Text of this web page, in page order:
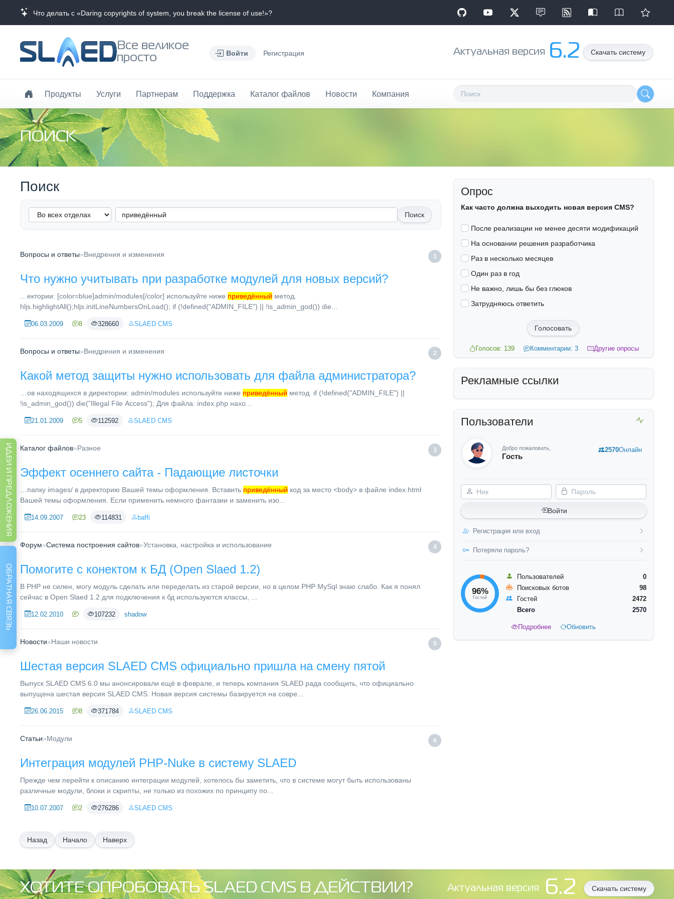
Что делать с «Daring copyrights of system, you break the license of use!»?
Все великое
просто
Войти Регистрация Aктуальная версия 6.2 Скачать систему
Продукты Услуги Партнерам Поддержка Каталог файлов Новости Компания
ПОИСК
Поиск
Поиск
1
Вопросы и ответы»Внедрения и изменения
Что нужно учитывать при разработке модулей для новых версий?
…ектории: [color=blue]admin/modules[/color] используйте ниже приведённый метод.
hljs.highlightAll();hljs.initLineNumbersOnLoad(); if (!defined("ADMIN_FILE") || !is_admin_god()) die...
06.03.2009 8 328660 SLAED CMS
2
Вопросы и ответы»Внедрения и изменения
Какой метод защиты нужно использовать для файла администратора?
…ов находящихся в директории: admin/modules используйте ниже приведённый метод. if (!defined("ADMIN_FILE") ||
!is_admin_god()) die("Illegal File Access"); Для файла: index.php нахо...
21.01.2009 5 112592 SLAED CMS
3
Каталог файлов»Разное
Эффект осеннего сайта - Падающие листочки
…папку images/ в директорию Вашей темы оформления. Вставить приведённый код за место <body> в файле index.html
Вашей темы оформления. Если применить немного фантазии и заменить изо...
14.09.2007 23 114831 baffi
4
Форум»Система построения сайтов»Установка, настройка и использование
Помогите с конектом к БД (Open Slaed 1.2)
В PHP не силен, могу модуль сделать или переделать из старой версии, но в целом PHP MySql знаю слабо. Как я понял
сейчас в Open Slaed 1.2 для подключения к бд используются классы, ...
12.02.2010 107232 shadow
5
Новости»Наши новости
Шестая версия SLAED CMS официально пришла на смену пятой
Выпуск SLAED CMS 6.0 мы анонсировали ещё в феврале, и теперь компания SLAED рада сообщить, что официально
выпущена шестая версия SLAED CMS. Новая версия системы базируется на совре...
26.06.2015 8 371784 SLAED CMS
6
Статьи»Модули
Интеграция модулей PHP-Nuke в систему SLAED
Прежде чем перейти к описанию интеграции модулей, хотелось бы заметить, что в системе могут быть использованы
различные модули, блоки и скрипты, не только из похожих по принципу по...
10.07.2007 2 276286 SLAED CMS
Начало Наверх
Опрос
Как часто должна выходить новая версия CMS?
После реализации не менее десяти модификаций
На основании решения разработчика
Раз в несколько месяцев
Один раз в год
Не важно, лишь бы без глюков
Затрудняюсь ответить
Голосовать
Голосов: 139 Комментарии: 3 Другие опросы
Рекламные ссылки
Пользователи
Добро пожаловать,
Гость
Ник Пароль
Войти
Регистрация или вход
Потеряли пароль?
2570Онлайн
96%
Гостей
Пользователей
0
Поисковых ботов
98
Гостей
2472
Всего
2570
Подробнее Обновить
ХОТИТЕ ОПРОБОВАТЬ SLAED CMS В ДЕЙСТВИИ? Aктуальная версия 6.2 Скачать систему
ИДЕИ И ПРЕДЛОЖЕНИЯ
ОБРАТНАЯ СВЯЗЬ